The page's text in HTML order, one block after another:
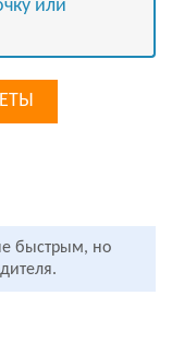
или
быстрым, но